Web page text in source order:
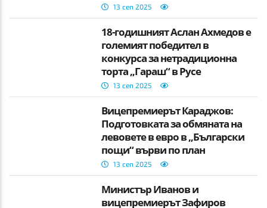
13 сеп 2025
18-годишният Аслан Ахмедов е
големият победител в
конкурса за нетрадиционна
торта „Гараш“ в Русе
13 сеп 2025
Вицепремиерът Караджов:
Подготовката за обмяната на
левовете в евро в „Български
пощи“ върви по план
13 сеп 2025
Министър Иванов и
вицепремиерът Зафиров